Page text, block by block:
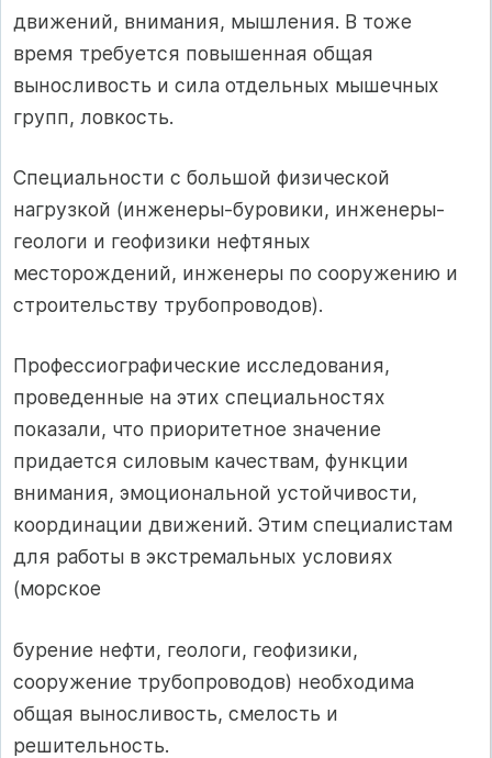
движений, внимания, мышления. В тоже
время требуется повышенная общая
выносливость и сила отдельных мышечных
групп, ловкость.
Специальности с большой физической
нагрузкой (инженеры-буровики, инженеры-
геологи и геофизики нефтяных
месторождений, инженеры по сооружению и
строительству трубопроводов).
Профессиографические исследования,
проведенные на этих специальностях
показали, что приоритетное значение
придается силовым качествам, функции
внимания, эмоциональной устойчивости,
координации движений. Этим специалистам
для работы в экстремальных условиях
(морское
бурение нефти, геологи, геофизики,
сооружение трубопроводов) необходима
общая выносливость, смелость и
решительность.